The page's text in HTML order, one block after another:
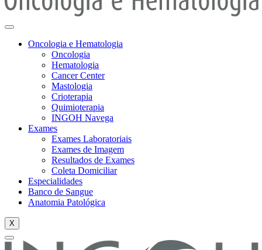
Oncologia e Hematologia
Oncologia
Hematologia
Cancer Center
Mastologia
Crioterapia
Quimioterapia
INGOH Navega
Exames
Exames Laboratoriais
Exames de Imagem
Resultados de Exames
Coleta Domiciliar
Especialidades
Banco de Sangue
Anatomia Patológica
X